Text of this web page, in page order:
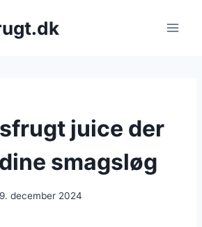
juice der
smagsløg
9. december 2024